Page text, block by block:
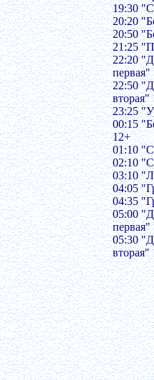
19:30
20:20
20:50
21:25
22:20
первая"
22:50
вторая"
23:25
00:15
12+
01:10
02:10
03:10
04:05
04:35
05:00
первая"
05:30
вторая"